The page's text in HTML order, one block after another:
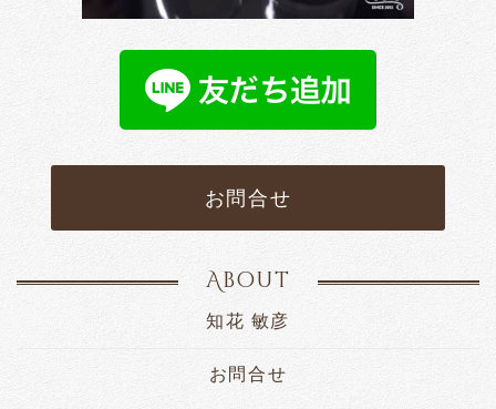
お問合せ
About
知花 敏彦
お問合せ